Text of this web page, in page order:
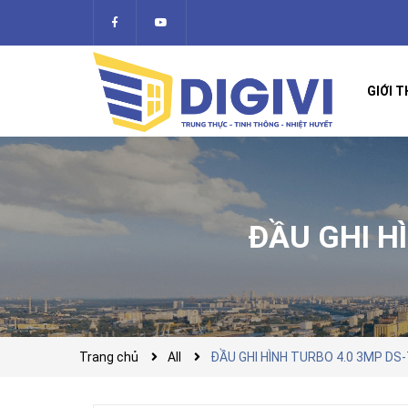
GIỚI
ĐẦU GHI
Trang chủ All ĐẦU GHI HÌNH TURBO 4.0 3MP